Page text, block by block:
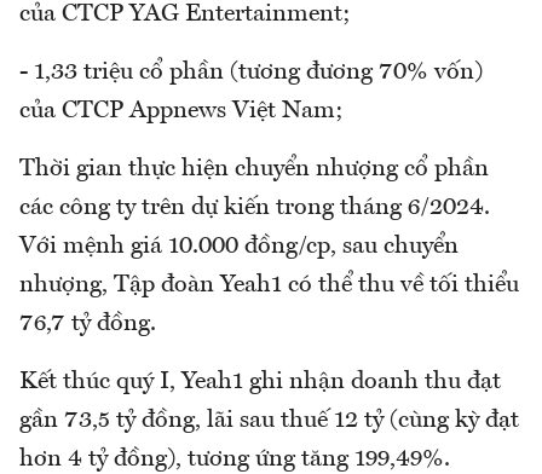
của CTCP YAG Entertainment;
- 1,33 triệu cổ phần (tương đương 70% vốn)
của CTCP Appnews Việt Nam;
Thời gian thực hiện chuyển nhượng cổ phần
các công ty trên dự kiến trong tháng 6/2024.
Với mệnh giá 10.000 đồng/cp, sau chuyển
nhượng, Tập đoàn Yeah1 có thể thu về tối thiểu
76,7 tỷ đồng.
Kết thúc quý I, Yeah1 ghi nhận doanh thu đạt
gần 73,5 tỷ đồng, lãi sau thuế 12 tỷ (cùng kỳ đạt
hơn 4 tỷ đồng), tương ứng tăng 199,49%.